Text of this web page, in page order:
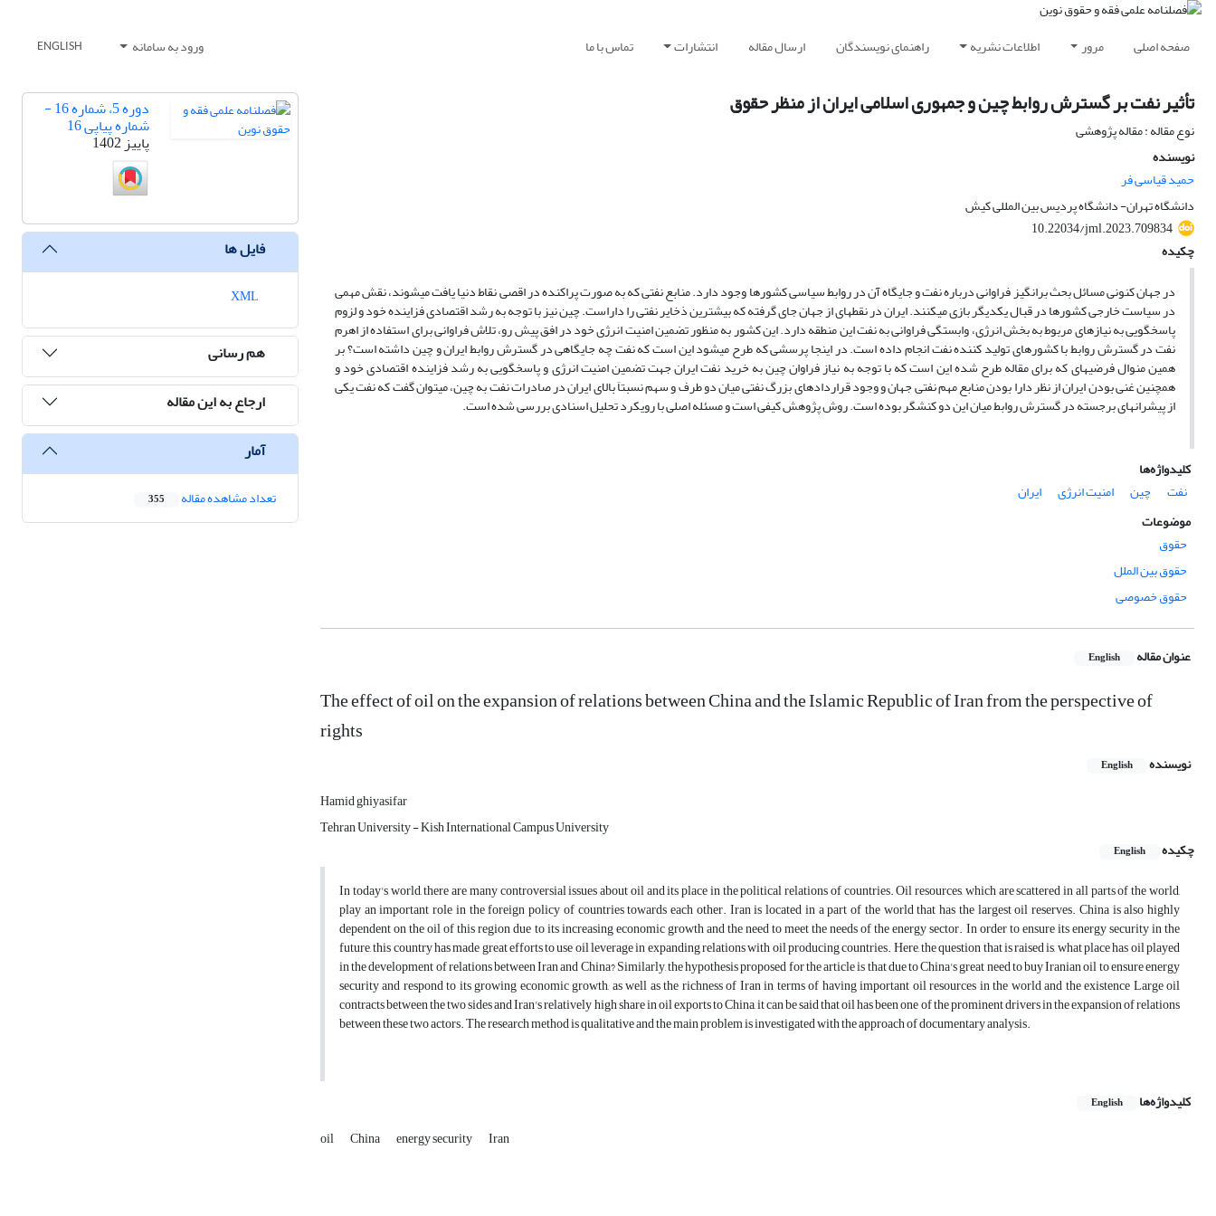
صفحه اصلی مرور اطلاعات نشریه راهنمای نویسندگان ارسال مقاله انتشارات تماس با ما ورود به سامانه ENGLISH
تأثیر نفت بر گسترش روابط چین و جمهوری اسلامی ایران از منظر حقوق
نوع مقاله : مقاله پژوهشی
نویسنده
حمید قیاسی فر
دانشگاه تهران- دانشگاه پردیس بین المللی کیش
10.22034/jml.2023.709834
چکیده
در جهان کنونی مسائل بحث برانگیز فراوانی درباره نفت و جایگاه آن در روابط سیاسی کشورها وجود دارد. منابع نفتی که به صورت پراکنده در اقصی نقاط دنیا یافت می­شوند، نقش مهمی
در سیاست خارجی کشورها در قبال یکدیگر بازی می­کنند. ایران در نقطه­ای از جهان جای گرفته که بیشترین ذخایر نفتی را داراست. چین نیز با توجه به رشد اقتصادی فزاینده خود و لزوم
پاسخگویی به نیازهای مربوط به بخش انرژی، وابستگی فراوانی به نفت این منطقه دارد. این کشور به منظور تضمین امنیت انرژی خود در افق پیش رو، تلاش فراوانی برای استفاده از اهرم
نفت در گسترش روابط با کشورهای تولید کننده نفت انجام داده است. در اینجا پرسشی که طرح می­شود این است که نفت چه جایگاهی در گسترش روابط ایران و چین داشته است؟ بر
همین منوال فرضیه­ای که برای مقاله طرح شده این است که با توجه به نیاز فراوان چین به خرید نفت ایران جهت تضمین امنیت انرژی و پاسخگویی به رشد فزاینده اقتصادی خود و
همچنین غنی بودن ایران از نظر دارا بودن منابع مهم نفتی جهان و وجود قراردادهای بزرگ نفتی میان دو طرف و سهم نسبتاَ بالای ایران در صادرات نفت به چین، می­توان گفت که نفت یکی
از پیشران­های برجسته در گسترش روابط میان این دو کنشگر بوده است. روش پژوهش کیفی است و مسئله اصلی با رویکرد تحلیل اسنادی بررسی شده است.
کلیدواژه‌ها
نفت
چین امنیت انرژی
ایران
موضوعات
حقوق
حقوق بین الملل
حقوق خصوصی
عنوان مقاله English
The effect of oil on the expansion of relations between China and the Islamic Republic of Iran from the perspective of
rights
نویسنده English
Hamid ghiyasifar
Tehran University - Kish International Campus University
چکیده
English
In today's world, there are many controversial issues about oil and its place in the political relations of countries. Oil resources, which are scattered in all parts of the world,
play an important role in the foreign policy of countries towards each other. Iran is located in a part of the world that has the largest oil reserves. China is also highly
dependent on the oil of this region due to its increasing economic growth and the need to meet the needs of the energy sector. In order to ensure its energy security in the
future, this country has made great efforts to use oil leverage in expanding relations with oil producing countries. Here, the question that is raised is, what place has oil played
in the development of relations between Iran and China? Similarly, the hypothesis proposed for the article is that due to China's great need to buy Iranian oil to ensure energy
security and respond to its growing economic growth, as well as the richness of Iran in terms of having important oil resources in the world and the existence Large oil
contracts between the two sides and Iran's relatively high share in oil exports to China, it can be said that oil has been one of the prominent drivers in the expansion of relations
between these two actors. The research method is qualitative and the main problem is investigated with the approach of documentary analysis.
کلیدواژه‌ها English
oil China energy security Iran
دوره 5، شماره 16 -
شماره پیاپی 16
پاییز 1402
فایل ها
هم رسانی
ارجاع به این مقاله
آمار
تعداد مشاهده مقاله 355